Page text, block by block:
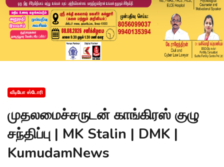
வீடியோ ஸ்டோரி
முதலமைச்சருடன் காங்கிரஸ் குழு
சந்திப்பு | MK Stalin | DMK |
KumudamNews